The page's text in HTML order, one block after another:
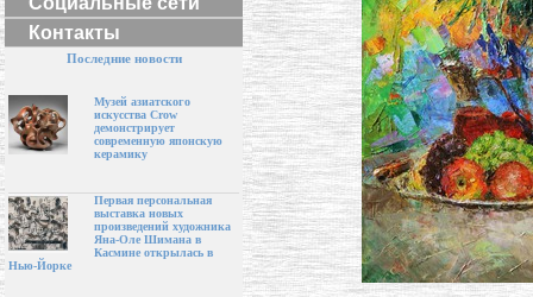
Контакты
Последние новости
Музей азиатского
искусства Crow
демонстрирует
современную японскую
керамику
Первая персональная
выставка новых
произведений художника
Яна-Оле Шимана в
Касмине открылась в
Нью-Йорке